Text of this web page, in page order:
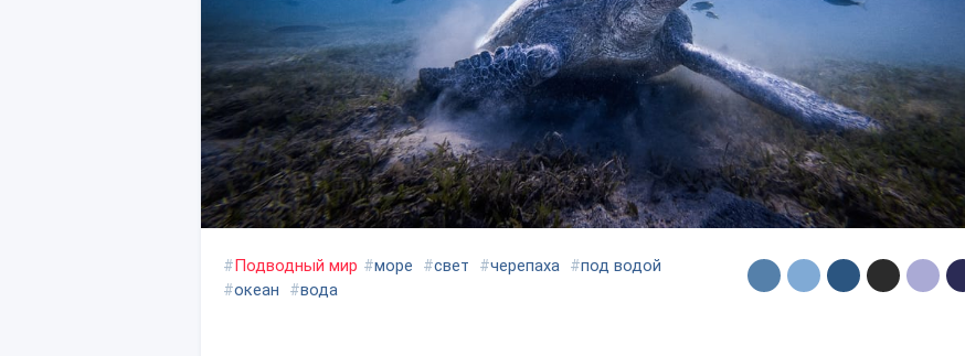
#Подводный мир #море #свет #черепаха #под водой
#океан #вода